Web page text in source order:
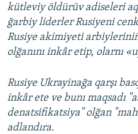
kütleviy öldürüv adiseleri
ğarbiy liderler Rusiyeni
Rusiye akimiyeti
olğanını inkâr etip, olarnı
Rusiye Ukrayinağa qarşı
inkâr ete ve bunı maqsadı
denatsifikatsiya" olğan
adlandıra.